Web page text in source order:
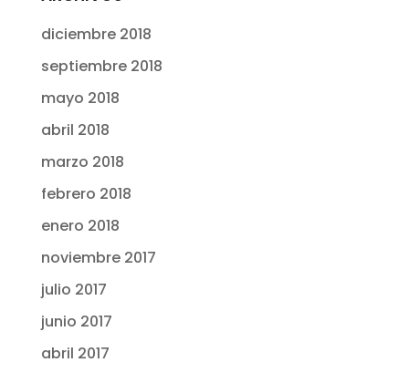
diciembre 2018
septiembre 2018
mayo 2018
abril 2018
marzo 2018
febrero 2018
enero 2018
noviembre 2017
julio 2017
junio 2017
abril 2017